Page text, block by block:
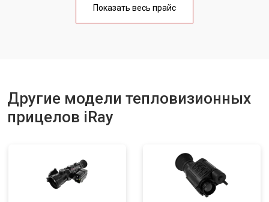
Показать весь прайс
Другие модели тепловизионных
прицелов iRay